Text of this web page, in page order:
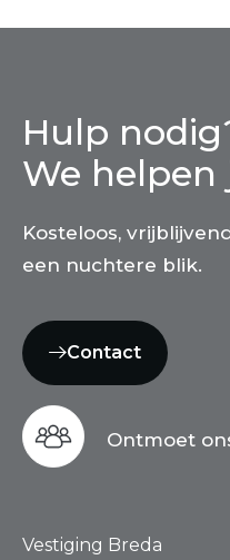
Hulp
We helpen
Kosteloos,
een nuchtere blik.
Contact
Ontmoet
Vestiging Breda